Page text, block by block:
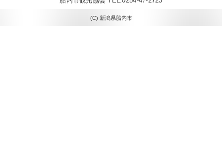
(C) 新潟県胎内市